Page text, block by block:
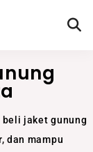
jaket gunung
dan mampu